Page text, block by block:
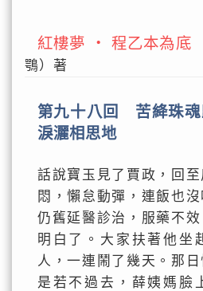
紅樓夢 ‧ 程乙本為底
鶚）著
第九十八回 苦絳珠
淚灑相思地
話說寶玉見了賈政，回
悶，懶怠動彈，連飯也
仍舊延醫診治，服藥不
明白了。大家扶著他坐
人，一連鬧了幾天。那
是若不過去，薛姨媽臉